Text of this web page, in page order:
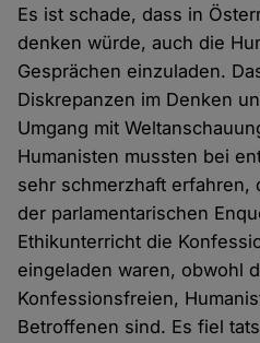
Es ist schade, dass in
denken würde, auch die
Gesprächen einzuladen.
Diskrepanzen im Denken
Umgang mit
Humanisten mussten bei
sehr schmerzhaft erfahren,
der parlamentarischen
Ethikunterricht die
eingeladen waren, obwohl
Konfessionsfreien,
Betroffenen sind. Es fiel